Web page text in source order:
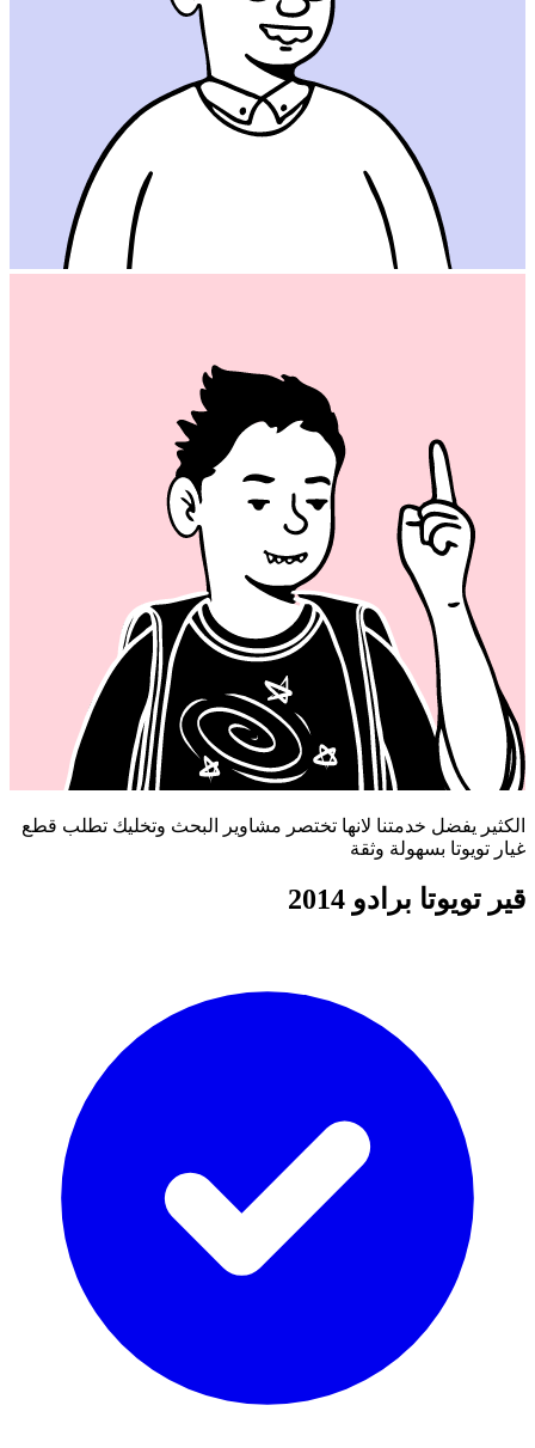
الكثير يفضل خدمتنا لانها تختصر مشاوير البحث وتخليك تطلب قطع
غيار تويوتا بسهولة وثقة
قير تويوتا برادو 2014